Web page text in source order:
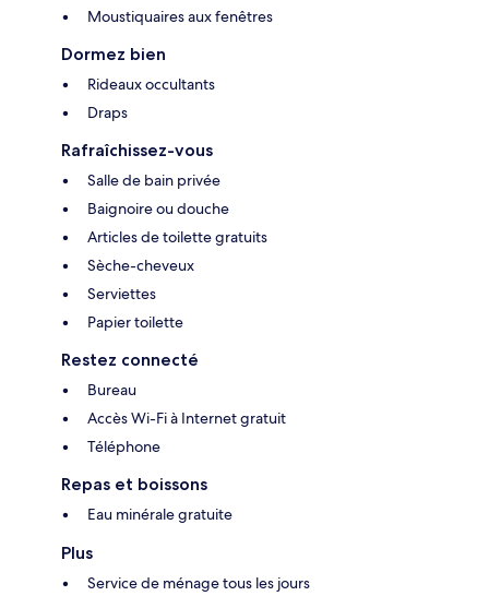
Moustiquaires aux fenêtres
Dormez bien
Rideaux occultants
Draps
Rafraîchissez-vous
Salle de bain privée
Baignoire ou douche
Articles de toilette gratuits
Sèche-cheveux
Serviettes
Papier toilette
Restez connecté
Bureau
Accès Wi-Fi à Internet gratuit
Téléphone
Repas et boissons
Eau minérale gratuite
Plus
Service de ménage tous les jours